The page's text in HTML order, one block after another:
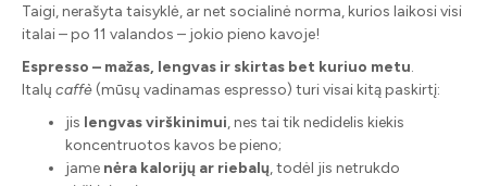
Taigi, nerašyta taisyklė, ar net socialinė norma, kurios laikosi visi
italai – po 11 valandos – jokio pieno kavoje!
Espresso – mažas, lengvas ir skirtas bet kuriuo metu.
Italų caffè (mūsų vadinamas espresso) turi visai kitą paskirtį:
jis lengvas virškinimui, nes tai tik nedidelis kiekis
koncentruotos kavos be pieno;
jame nėra kalorijų ar riebalų, todėl jis netrukdo